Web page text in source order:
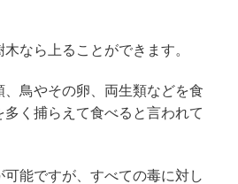
なら上ることができます。
鳥やその卵、両生類などを食
く捕らえて食べると言われて
能ですが、すべての毒に対し